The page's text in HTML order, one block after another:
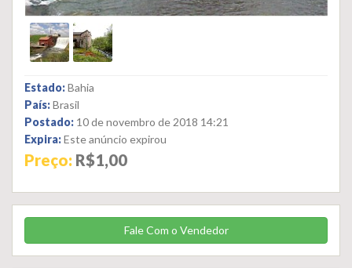
Estado:Bahia
País:Brasil
Postado: 10 de novembro de 2018 14:21
Expira:Este anúncio expirou
Preço: R$1,00
Fale Com o Vendedor